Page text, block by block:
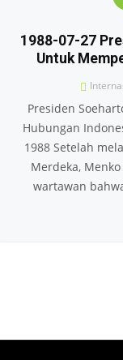
1988-07-27
Untuk
Presiden
Hubungan
1988 Setelah
Merdeka,
wartawan